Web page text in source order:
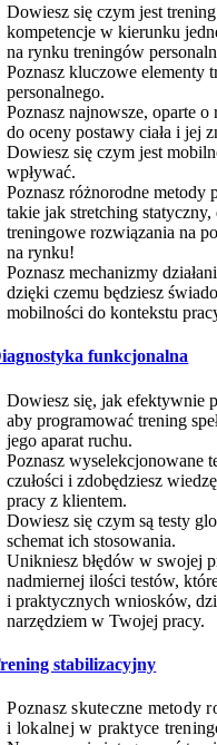
Dowiesz się czym jest
kompetencje w kierunku
na rynku treningów
Poznasz kluczowe elementy
personalnego.
Poznasz najnowsze, oparte o
do oceny postawy ciała i jej
Dowiesz się czym jest
wpływać.
Poznasz różnorodne metody
takie jak stretching
treningowe rozwiązania na
na rynku!
Poznasz mechanizmy
dzięki czemu będziesz
mobilności do kontekstu
funkcjonalna
Dowiesz się, jak efektywnie
aby programować trening
jego aparat ruchu.
Poznasz wyselekcjonowane
czułości i zdobędziesz
pracy z klientem.
Dowiesz się czym są testy
schemat ich stosowania.
Unikniesz błędów w swojej
nadmiernej ilości testów,
i praktycznych wniosków,
narzędziem w Twojej pracy.
stabilizacyjny
Poznasz skuteczne metody
i lokalnej w praktyce